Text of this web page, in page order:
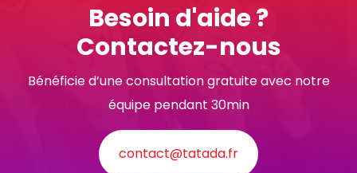
Besoin d'aide ?
Contactez-nous
Bénéficie d’une consultation gratuite avec notre
équipe pendant 30min
contact@tatada.fr